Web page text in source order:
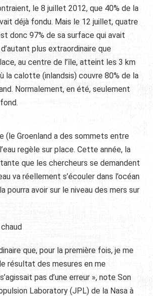
le 8 juillet 2012, que 40% de la
déjà fondu. Mais le 12 juillet, quatre
donc 97% de sa surface qui avait
plus extraordinaire que
au centre de l’île, atteint les 3 km
la calotte (inlandsis) couvre 80% de la
Normalement, en été, seulement
(le Groenland a des sommets entre
regèle sur place. Cette année, la
que les chercheurs se demandent
va réellement s’écouler dans l’océan
pourra avoir sur le niveau des mers sur
que, pour la première fois, je me
résultat des mesures en me
pas d’une erreur », note Son
Laboratory (JPL) de la Nasa à